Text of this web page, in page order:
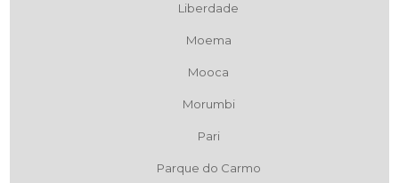
Liberdade
Moema
Mooca
Morumbi
Pari
Parque do Carmo